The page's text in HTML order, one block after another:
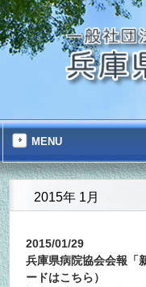
MENU
2015年 1月
2015/01/29
兵庫県病院協会会報「
ードはこちら）